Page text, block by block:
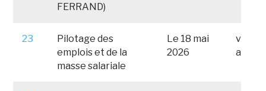
FERRAND)
23
Pilotage des
emplois et de la
masse salariale
Le 18 mai
2026
avril